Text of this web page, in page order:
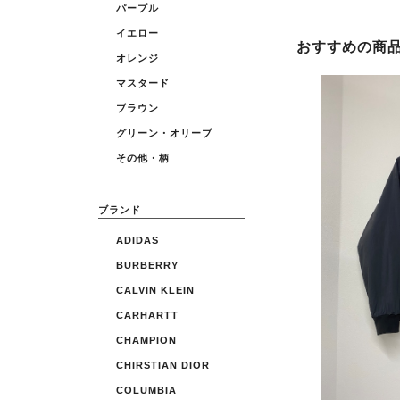
パープル
イエロー
オレンジ
マスタード
ブラウン
グリーン・オリーブ
その他・柄
ブランド
ADIDAS
BURBERRY
CALVIN KLEIN
CARHARTT
CHAMPION
CHIRSTIAN DIOR
COLUMBIA
おすすめの商